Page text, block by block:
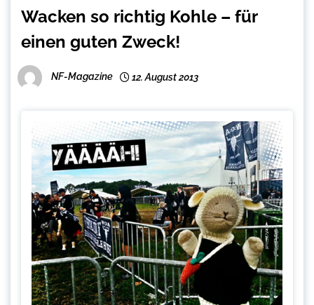
Wacken so richtig Kohle – für
einen guten Zweck!
NF-Magazine 12. August 2013